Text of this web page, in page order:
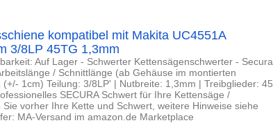
kompatibel mit Makita UC4551A
3/8LP 45TG 1,3mm
Auf Lager - Schwerter Kettensägenschwerter - Secura
/ Schnittlänge (ab Gehäuse im montierten
1cm) Teilung: 3/8LP' | Nutbreite: 1,3mm | Treibglieder: 45
SECURA Schwert für Ihre Kettensäge /
vorher Ihre Kette und Schwert, weitere Hinweise siehe
MA-Versand im amazon.de Marketplace